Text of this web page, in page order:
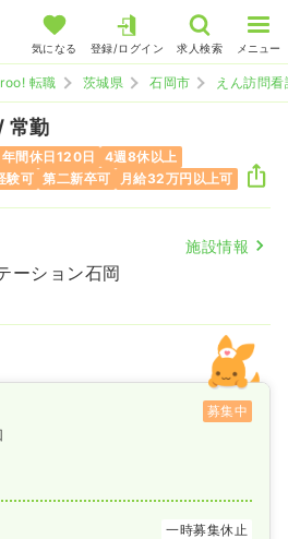
気になる 登録/ログイン 求人検索 メニュー
転職 茨城県 石岡市 えん訪問
常勤
年間休日120日
4週8休以上
験可 第二新卒可 月給32万円以上可
施設情報
ーション石岡
募集中
一時募集休止